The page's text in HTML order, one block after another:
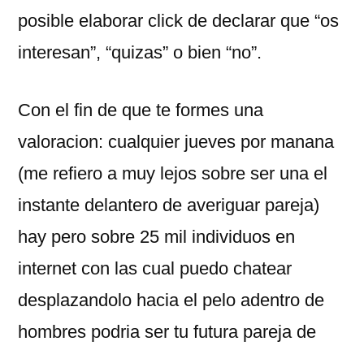
posible elaborar click de declarar que “os
interesan”, “quizas” o bien “no”.
Con el fin de que te formes una
valoracion: cualquier jueves por manana
(me refiero a muy lejos sobre ser una el
instante delantero de averiguar pareja)
hay pero sobre 25 mil individuos en
internet con las cual puedo chatear
desplazandolo hacia el pelo adentro de
hombres podria ser tu futura pareja de